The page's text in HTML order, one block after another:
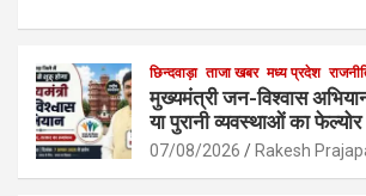
b
o
o
s
A
p
e
छिन्दवाड़ा ताजा खबर मध्य प्रदेश
मुख्यमंत्री जन-विश्वास
या पुरानी व्यवस्थाओं का
07/08/2026 Rakesh